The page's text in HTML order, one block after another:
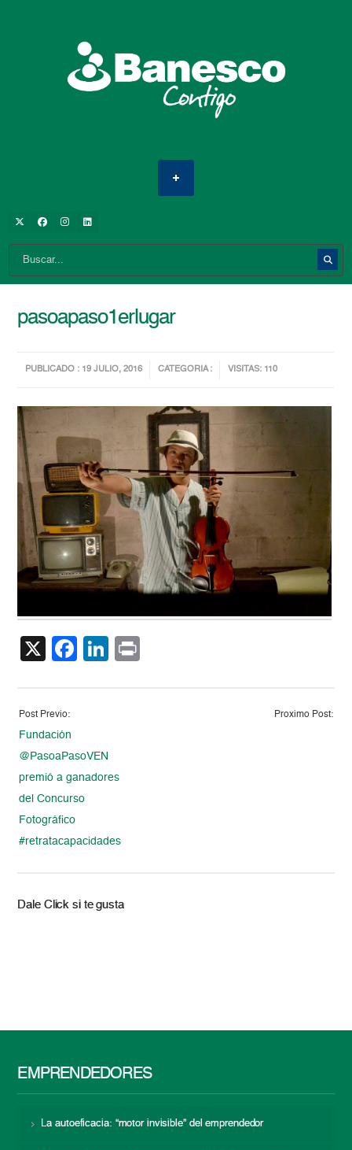
pasoapaso1erlugar
PUBLICADO : 19 JULIO, 2016 CATEGORIA : VISITAS: 110
X Facebook
LinkedIn
Post Previo:
Fundación
@PasoaPasoVEN
premió a ganadores
del Concurso
Fotográfico
#retratacapacidades
Proximo Post:
Dale Click si te gusta
EMPRENDEDORES
La autoeficacia: “motor invisible” del emprendedor